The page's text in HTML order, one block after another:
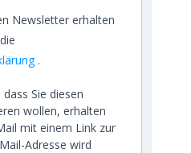
Newsletter erhalten
.
Sie diesen
wollen, erhalten
mit einem Link zur
Adresse wird